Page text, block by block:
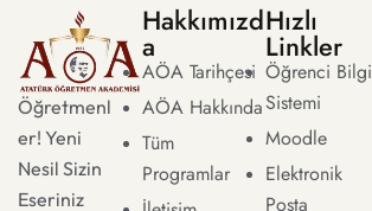
Öğretmenl
er! Yeni
Nesil Sizin
Eseriniz
Hakkımızd
a
AÖA Tarihçesi
AÖA Hakkında
Tüm
Programlar
Hızlı
Linkler
Öğrenci Bilgi
Sistemi
Moodle
Elektronik
Posta